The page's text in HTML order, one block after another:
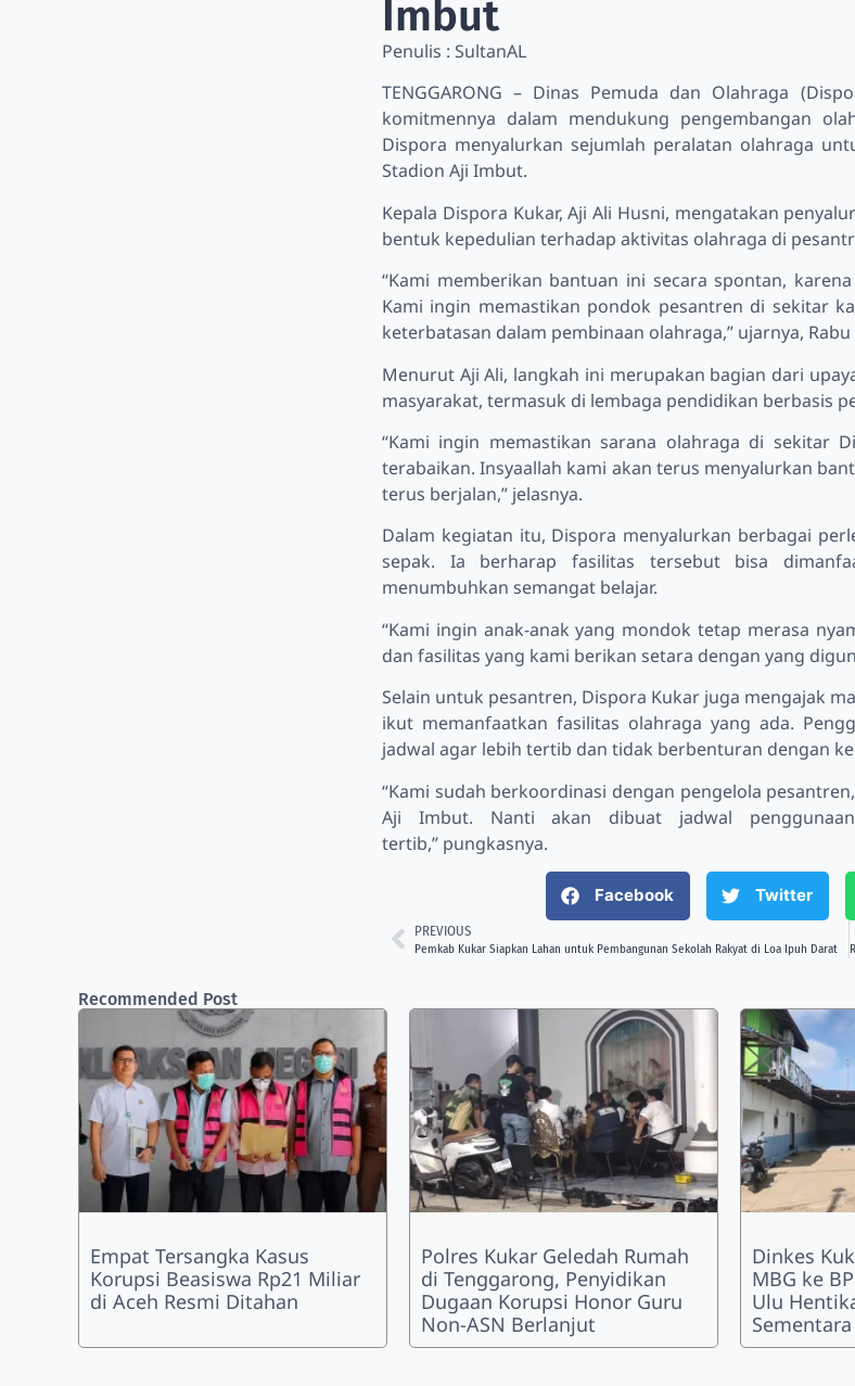
Imbut
Penulis : SultanAL
TENGGARONG – Dinas Pemuda dan Olahraga
komitmennya dalam mendukung pengembangan
Dispora menyalurkan sejumlah peralatan olahraga
Stadion Aji Imbut.
Kepala Dispora Kukar, Aji Ali Husni, mengatakan
bentuk kepedulian terhadap aktivitas olahraga di
“Kami memberikan bantuan ini secara spontan,
Kami ingin memastikan pondok pesantren di sekitar
keterbatasan dalam pembinaan olahraga,” ujarnya, Rabu
Menurut Aji Ali, langkah ini merupakan bagian dari
masyarakat, termasuk di lembaga pendidikan berbasis
“Kami ingin memastikan sarana olahraga di sekitar
terabaikan. Insyaallah kami akan terus menyalurkan
terus berjalan,” jelasnya.
Dalam kegiatan itu, Dispora menyalurkan berbagai
sepak. Ia berharap fasilitas tersebut bisa
menumbuhkan semangat belajar.
“Kami ingin anak-anak yang mondok tetap merasa
dan fasilitas yang kami berikan setara dengan yang
Selain untuk pesantren, Dispora Kukar juga mengajak
ikut memanfaatkan fasilitas olahraga yang ada.
jadwal agar lebih tertib dan tidak berbenturan dengan
“Kami sudah berkoordinasi dengan pengelola
Aji Imbut. Nanti akan dibuat jadwal
tertib,” pungkasnya.
Facebook Twitter
PREVIOUS
Pemkab Kukar Siapkan Lahan untuk Pembangunan Sekolah Rakyat di Loa Ipuh Darat
Recommended Post
Empat Tersangka Kasus
Korupsi Beasiswa Rp21 Miliar
di Aceh Resmi Ditahan
Polres Kukar Geledah Rumah
di Tenggarong, Penyidikan
Dugaan Korupsi Honor Guru
Non-ASN Berlanjut
Dinkes
MBG ke
Ulu
Sementara